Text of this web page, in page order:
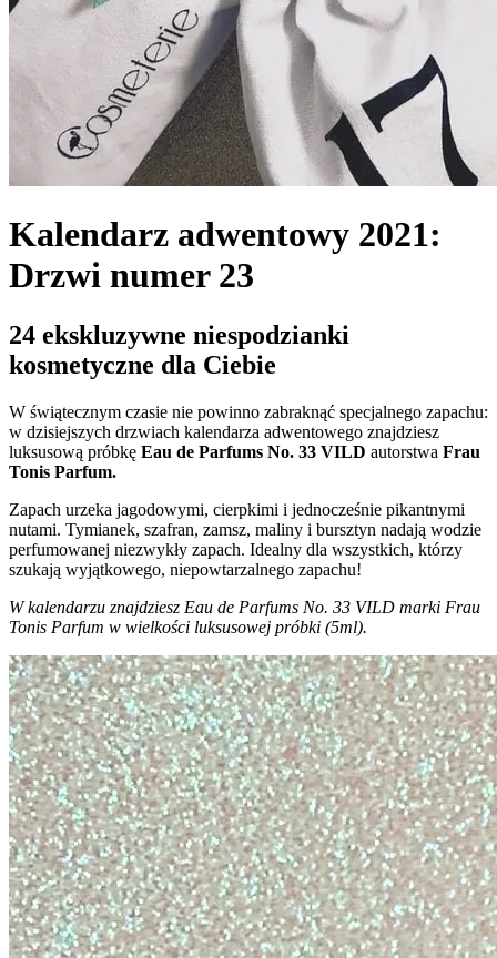
Kalendarz adwentowy 2021:
Drzwi numer 23
24 ekskluzywne niespodzianki
kosmetyczne dla Ciebie
W świątecznym czasie nie powinno zabraknąć specjalnego zapachu:
w dzisiejszych drzwiach kalendarza adwentowego znajdziesz
luksusową próbkę Eau de Parfums No. 33 VILD autorstwa Frau
Tonis Parfum.
Zapach urzeka jagodowymi, cierpkimi i jednocześnie pikantnymi
nutami. Tymianek, szafran, zamsz, maliny i bursztyn nadają wodzie
perfumowanej niezwykły zapach. Idealny dla wszystkich, którzy
szukają wyjątkowego, niepowtarzalnego zapachu!
W kalendarzu znajdziesz Eau de Parfums No. 33 VILD marki Frau
Tonis Parfum w wielkości luksusowej próbki (5ml).